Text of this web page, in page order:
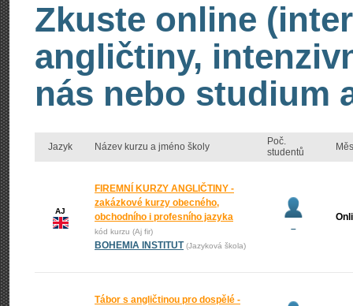
Zkuste online
angličtiny,
nás nebo studium
Jazyk Název kurzu a jméno školy
Poč.
studentů
AJ
FIREMNÍ KURZY ANGLIČTINY -
zakázkové kurzy obecného,
obchodního i profesního jazyka
kód kurzu (Aj fir)
BOHEMIA INSTITUT (Jazyková škola)
–
Tábor s angličtinou pro dospělé -